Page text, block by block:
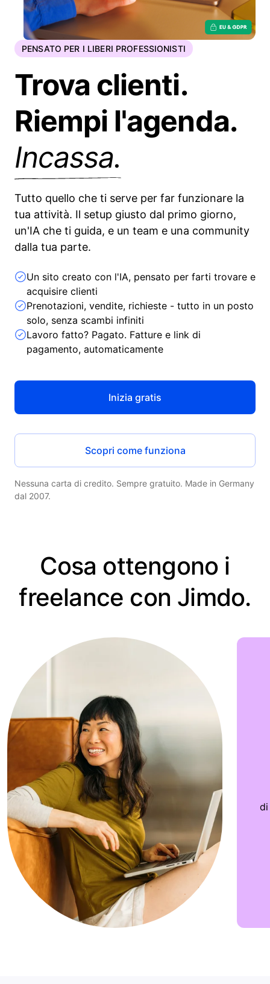
PENSATO PER I LIBERI PROFESSIONISTI
Trova clienti.
Riempi l'agenda.
Incassa.
Tutto quello che ti serve per far funzionare la
tua attività. Il setup giusto dal primo giorno,
un'IA che ti guida, e un team e una community
dalla tua parte.
Un sito creato con l'IA, pensato per farti trovare e
acquisire clienti
Prenotazioni, vendite, richieste - tutto in un posto
solo, senza scambi infiniti
Lavoro fatto? Pagato. Fatture e link di
pagamento, automaticamente
Inizia gratis
Scopri come funziona
Nessuna carta di credito. Sempre gratuito. Made in Germany
dal 2007.
Cosa ottengono i
freelance con Jimdo.